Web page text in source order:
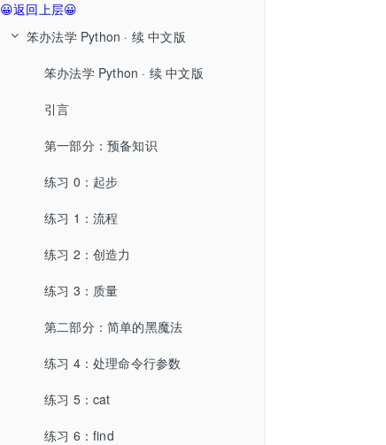
😀返回上层😀
笨办法学 Python · 续 中文版
笨办法学 Python · 续 中文版
引言
第一部分：预备知识
练习 0：起步
练习 1：流程
练习 2：创造力
练习 3：质量
第二部分：简单的黑魔法
练习 4：处理命令行参数
练习 5：cat
练习 6：find